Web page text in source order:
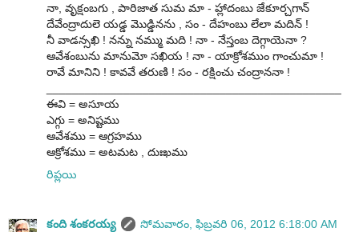
నా, వృక్షంబగు , పారిజాత సుమ మా - హ్లాదంబు జేకూర్చగాన్
దేవేంద్రాదులె యడ్డ మొడ్డినను , సం - దేహంబు లేలా మదిన్ !
నీ వాడన్సఖి ! నన్ను నమ్ము మది ! నా - నేస్తంబ దెగ్గాయెనా ?
ఆవేశంబును మానుమో సఖియ ! నా - యాక్రోశముం గాంచుమా !
రావే మానిని ! కావవే తరుణి ! సం - రక్షించు చంద్రాననా !
ఈవి = అసూయ
ఎగ్గు = అనిష్టము
ఆవేశము = ఆగ్రహము
ఆక్రోశము = అటమట , దుఃఖము
రిప్లయి
కంది శంకరయ్య
సోమవారం, ఫిబ్రవరి 06, 2012 6:18:00 AM